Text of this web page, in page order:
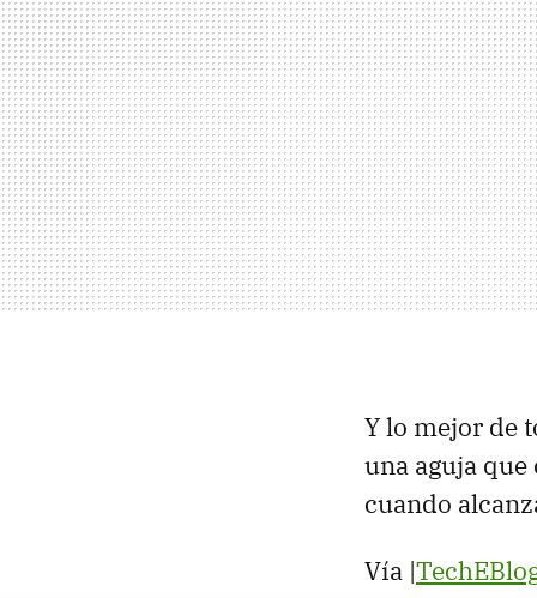
Y lo mejor de
una aguja
cuando
Vía |